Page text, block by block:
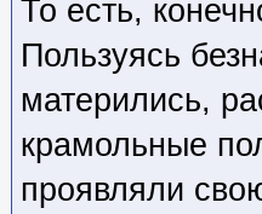
То есть,
Пользуясь
матерились,
крамольные
проявляли